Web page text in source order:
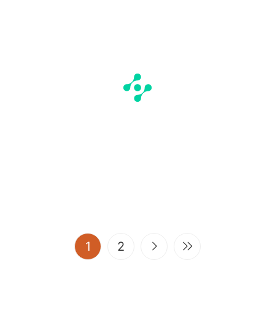
1 (current)
2